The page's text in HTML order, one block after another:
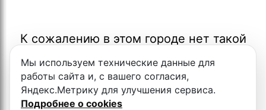
К сожалению в этом городе нет такой
Мы используем технические данные для
работы сайта и, с вашего согласия,
Яндекс.Метрику для улучшения сервиса.
Подробнее о cookies